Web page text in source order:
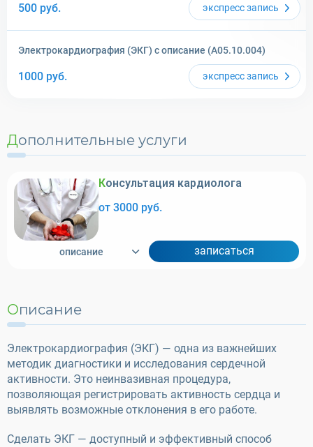
500 руб. экспрессзапись
Электрокардиография (ЭКГ) с описание (A05.10.004)
1000 руб. экспрессзапись
Дополнительные услуги
Консультация кардиолога
от 3000 руб.
описание записаться
Описание
Электрокардиография (ЭКГ) — одна из важнейших
методик диагностики и исследования сердечной
активности. Это неинвазивная процедура,
позволяющая регистрировать активность сердца и
выявлять возможные отклонения в его работе.
Сделать ЭКГ — доступный и эффективный способ